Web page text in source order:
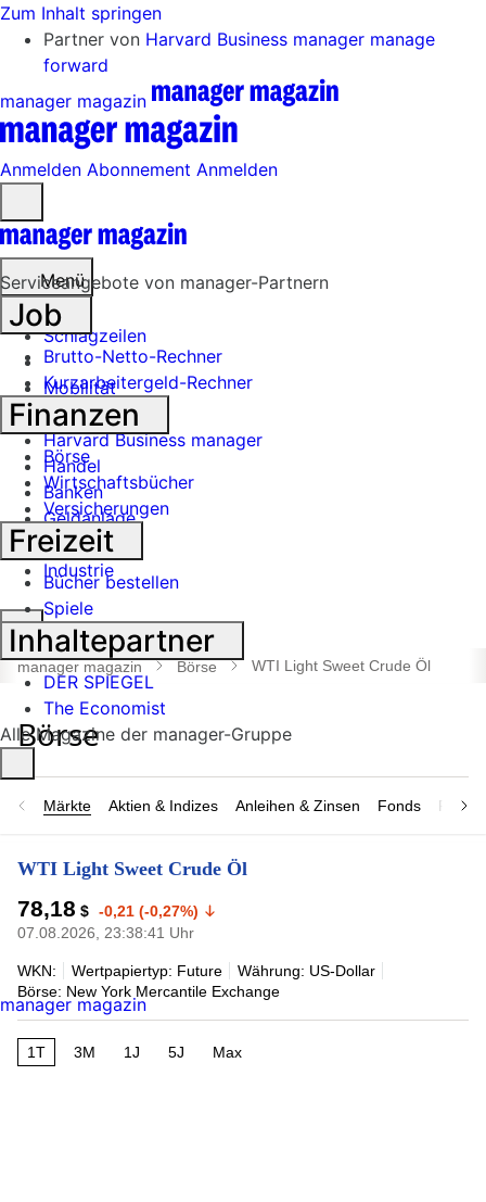
Zum Inhalt springen
Partner von Harvard Business manager manage
forward
manager magazin
Anmelden Abonnement Anmelden
öffnen
Menü
Schlagzeilen
Mobilität
Tech
Harvard Business manager
Handel
Banken
Geldanlage
Börse
Industrie
Suche
öffnen
manager magazin Börse WTI Light Sweet Crude Öl
Märkte Aktien & Indizes Anleihen & Zinsen Fonds
WTI Light Sweet Crude Öl
78,18 $ -0,21 (-0,27%)
07.08.2026, 23:38:41 Uhr
WKN: Wertpapiertyp: Future
Währung: US-Dollar
Börse: New York Mercantile Exchange
1T 3M 1J 5J Max
Serviceangebote von manager-Partnern
Job
Brutto-Netto-Rechner
Kurzarbeitergeld-Rechner
Finanzen
Börse
Wirtschaftsbücher
Versicherungen
Freizeit
Bücher bestellen
Spiele
Inhaltepartner
DER SPIEGEL
The Economist
Alle Magazine der manager-Gruppe
manager magazin